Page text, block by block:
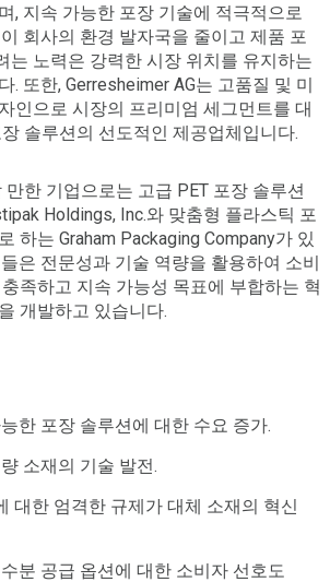
, 지속 가능한 포장 기술에 적극적으로
회사의 환경 발자국을 줄이고 제품 포
는 노력은 강력한 시장 위치를 유지하는
. 또한, Gerresheimer AG는 고품질 및 미
인으로 시장의 프리미엄 세그먼트를 대
솔루션의 선도적인 제공업체입니다.
한 기업으로는 고급 PET 포장 솔루션
Holdings, Inc.와 맞춤형 플라스틱 포
하는 Graham Packaging Company가 있
은 전문성과 기술 역량을 활용하여 소비
족하고 지속 가능성 목표에 부합하는 혁
개발하고 있습니다.
한 포장 솔루션에 대한 수요 증가.
소재의 기술 발전.
대한 엄격한 규제가 대체 소재의 혁신
분 공급 옵션에 대한 소비자 선호도